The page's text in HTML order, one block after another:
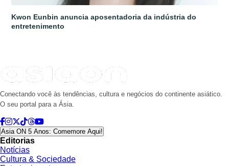
Kwon Eunbin anuncia aposentadoria da indústria do
entretenimento
Conectando você às tendências, cultura e negócios do continente asiático.
O seu portal para a Ásia.
Asia ON 5 Anos: Comemore Aqui!
Editorias
Notícias
Cultura & Sociedade